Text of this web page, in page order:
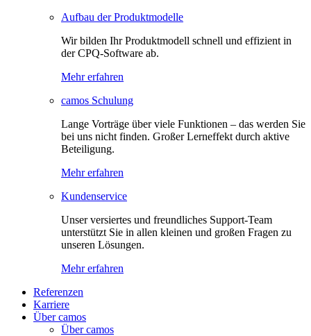
Aufbau der Produktmodelle
Wir bilden Ihr Produktmodell schnell und effizient in
der CPQ-Software ab.
Mehr erfahren
camos Schulung
Lange Vorträge über viele Funktionen – das werden Sie
bei uns nicht finden. Großer Lerneffekt durch aktive
Beteiligung.
Mehr erfahren
Kundenservice
Unser versiertes und freundliches Support-Team
unterstützt Sie in allen kleinen und großen Fragen zu
unseren Lösungen.
Mehr erfahren
Referenzen
Karriere
Über camos
Über camos